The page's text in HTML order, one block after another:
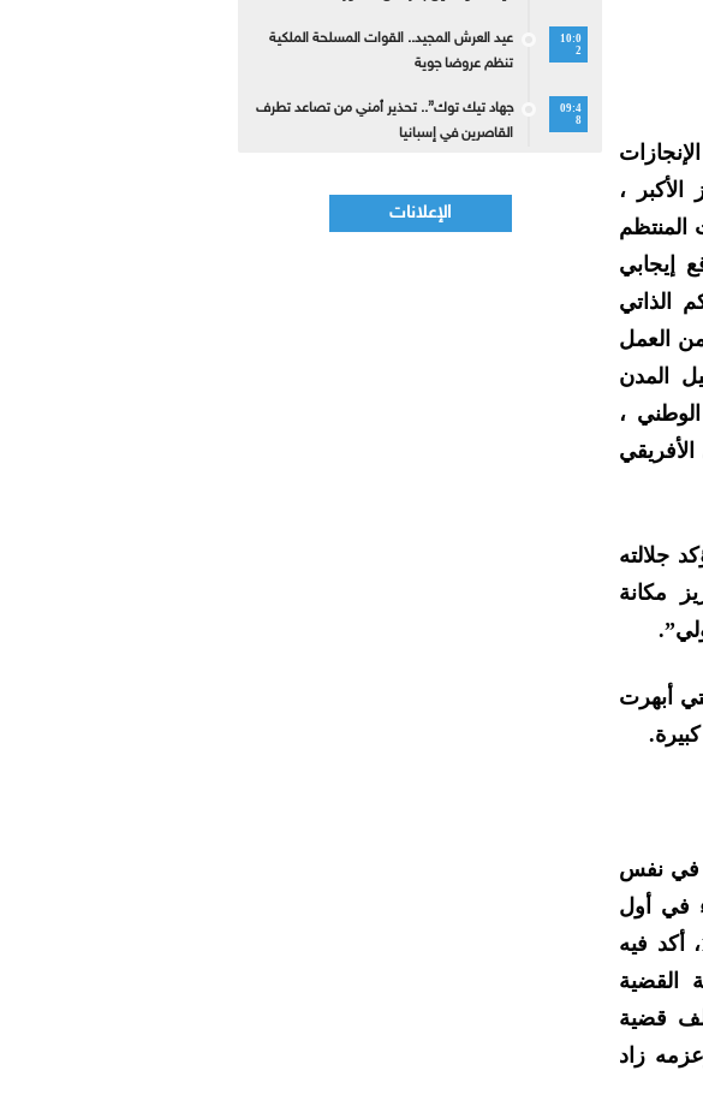
الأكبر ،
إيجابي
الذاتي
العمل
المدن
،
جلالته
مكانة
أبهرت
في نفس
في أول
خطاب للعرش للملك محمد السادس للشعب المغربي، في 30 يوليوز 1999، أكد فيه
القضية
قضية
زاد
10:0
2
عيد العرش المجيد.. القوات المسلحة الملكية
تنظم عروضا جوية
09:4
8
جهاد تيك توك”.. تحذير أمني من تصاعد تطرف
القاصرين في إسبانيا
الإعلانات